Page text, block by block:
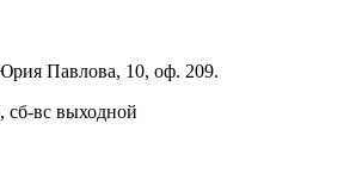
Павлова, 10, оф. 209.
сб-вс выходной